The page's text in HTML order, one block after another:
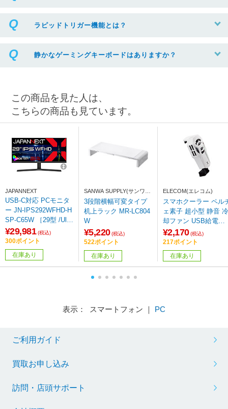
ラピッドトリガー機能とは？
静かなゲーミングキーボードはありますか？
この商品を見た人は、
こちらの商品も見ています。
JAPANNEXT
USB-C対応 PCモニタ
ー JN-IPS292WFHD-H
SP-C65W ［29型 /Ultr
aWide FHD(2560×108
0） /ワイド /75Hz］
¥29,981 (税込)
300ポイント
在庫あり
SANWA SUPPLY(サンワサ
プライ)
3段階横幅可変タイプ
机上ラック MR-LC804
W
¥5,220 (税込)
522ポイント
在庫あり
ELECOM(エレコム)
スマホクーラー ペル
ェ素子 超小型 静音 冷
却ファン USB給電式
熱吸収最大約-18℃ 【
4.7~7.0インチ iPhone
Android 各種対応 】
マホゲーム 動画視聴
撮影 モバピタッCool
¥2,170 (税込)
217ポイント
在庫あり
表示： スマートフォン ｜ PC
ご利用ガイド
買取お申し込み
訪問・店頭サポート